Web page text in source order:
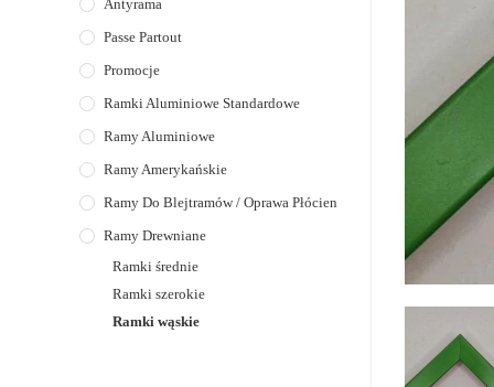
Antyrama
Passe Partout
Promocje
Ramki Aluminiowe Standardowe
Ramy Aluminiowe
Ramy Amerykańskie
Ramy Do Blejtramów / Oprawa Płócien
Ramy Drewniane
Ramki średnie
Ramki szerokie
Ramki wąskie